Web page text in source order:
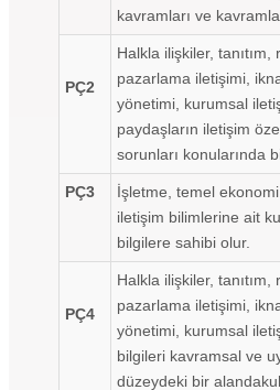
kavramları ve
PÇ2
Halkla ilişkiler, tanıtım,
pazarlama iletişimi,
yönetimi, kurumsal
paydaşların iletişim
sorunları konularında
PÇ3
İşletme, temel
iletişim bilimlerine ait
bilgilere sahibi olur.
PÇ4
Halkla ilişkiler, tanıtım,
pazarlama iletişimi,
yönetimi, kurumsal
bilgileri kavramsal ve
düzeydeki bir